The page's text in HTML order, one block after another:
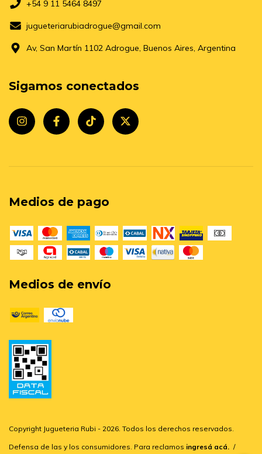
+54 9 11 5464 8497
jugueteriarubiadrogue@gmail.com
Av, San Martín 1102 Adrogue, Buenos Aires, Argentina
Sigamos conectados
Medios de pago
Medios de envío
Copyright Jugueteria Rubi - 2026. Todos los derechos reservados.
Defensa de las y los consumidores. Para reclamos ingresá acá. /